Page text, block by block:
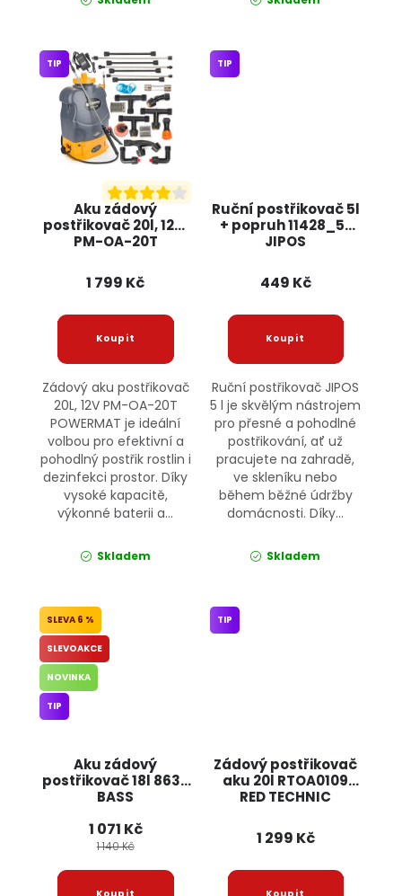
Aku zádový
postřikovač 20l, 12V,
PM-OA-20T
TIP
1 799 Kč
Zádový aku postřikovač
20L, 12V PM-OA-20T
POWERMAT je ideální
volbou pro efektivní a
pohodlný postřik rostlin i
dezinfekci prostor. Díky
vysoké kapacitě,
výkonné baterii a...
Skladem
Ruční postřikovač 5l
+ popruh 11428_5L
JIPOS
TIP
449 Kč
Ruční postřikovač JIPOS
5 l je skvělým nástrojem
pro přesné a pohodlné
postřikování, ať už
pracujete na zahradě,
ve skleníku nebo
během běžné údržby
domácnosti. Díky...
Skladem
Aku zádový
postřikovač 18l 8630
BASS
6 %
SLEVOAKCE
NOVINKA
TIP
1 071 Kč
1 140 Kč
Zádový postřikovač
aku 20l RTOA0109
RED TECHNIC
TIP
1 299 Kč